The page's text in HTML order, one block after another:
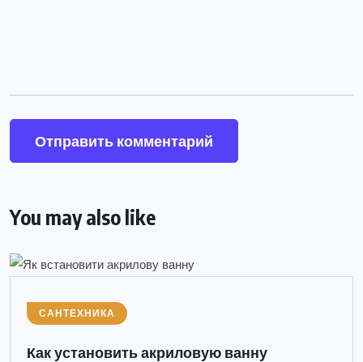
You may also like
САНТЕХНИКА
Как установить акриловую ванну